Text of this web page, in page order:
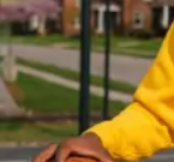
SALDI